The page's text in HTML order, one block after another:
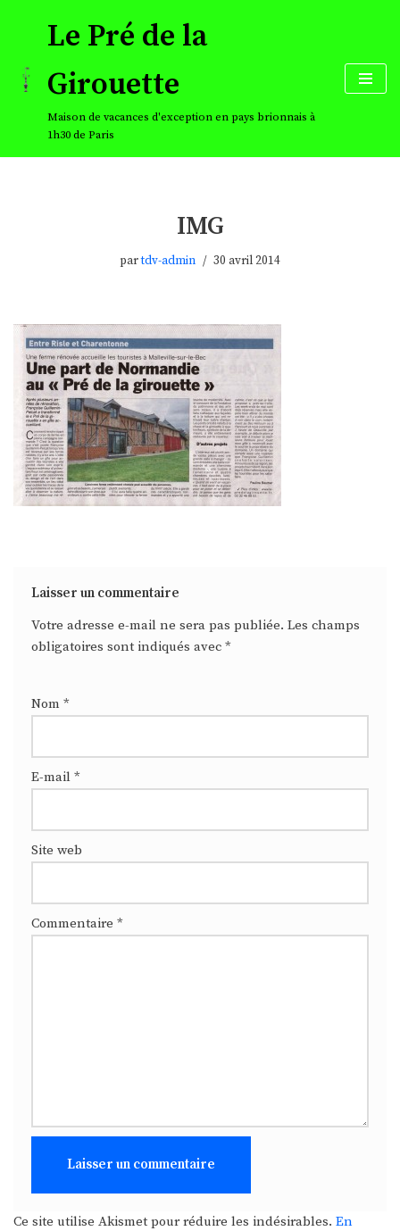
au
contenu
Le Pré de la
Girouette
Maison de vacances d'exception en pays brionnais à
1h30 de Paris
IMG
partdv-admin 30 avril 2014
Laisser un commentaire
Votre adresse e-mail ne sera pas publiée. Les champs
obligatoires sont indiqués avec *
Nom *
E-mail *
Site web
Commentaire *
Ce site utilise Akismet pour réduire les indésirables. En